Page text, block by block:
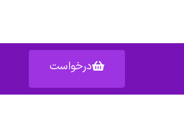
درخواست